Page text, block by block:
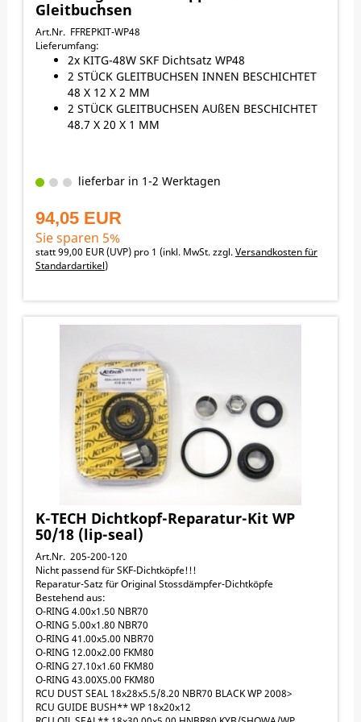
YAMAHA YZ125 2005-2005
YAMAHA YZ250 2005-2005
YAMAHA YZ250F 2005-2005
YAMAHA YZ450F 2005-2013
Gleitbuchsen
Art.Nr. FFREPKIT-WP48
Lieferumfang:
2x KITG-48W SKF Dichtsatz WP48
2 STÜCK GLEITBUCHSEN INNEN BESCHICHTET
48 X 12 X 2 MM
2 STÜCK GLEITBUCHSEN AUßEN BESCHICHTET
48.7 X 20 X 1 MM
lieferbar in 1-2 Werktagen
94,05 EUR
Sie sparen 5%
statt99,00 EUR(UVP) pro 1 (inkl. MwSt. zzgl.Versandkosten für
Standardartikel)
K-TECH Dichtkopf-Reparatur-Kit WP
50/18 (lip-seal)
Art.Nr. 205-200-120
Nicht passend für SKF-Dichtköpfe!!!
Reparatur-Satz für Original Stossdämpfer-Dichtköpfe
Bestehend aus:
O-RING 4.00x1.50 NBR70
O-RING 5.00x1.80 NBR70
O-RING 41.00x5.00 NBR70
O-RING 12.00x2.00 FKM80
O-RING 27.10x1.60 FKM80
O-RING 43.00X5.00 FKM80
RCU DUST SEAL 18x28x5.5/8.20 NBR70 BLACK WP 2008>
RCU GUIDE BUSH** WP 18x20x12